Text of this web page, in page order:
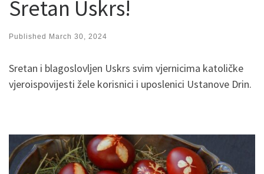
Sretan Uskrs!
Published March 30, 2024
Sretan i blagoslovljen Uskrs svim vjernicima katoličke
vjeroispovijesti žele korisnici i uposlenici Ustanove Drin.